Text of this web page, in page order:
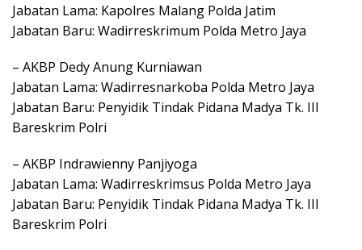
Jabatan Lama: Kapolres Malang Polda Jatim
Jabatan Baru: Wadirreskrimum Polda Metro Jaya
– AKBP Dedy Anung Kurniawan
Jabatan Lama: Wadirresnarkoba Polda Metro Jaya
Jabatan Baru: Penyidik Tindak Pidana Madya Tk. III
Bareskrim Polri
– AKBP Indrawienny Panjiyoga
Jabatan Lama: Wadirreskrimsus Polda Metro Jaya
Jabatan Baru: Penyidik Tindak Pidana Madya Tk. III
Bareskrim Polri